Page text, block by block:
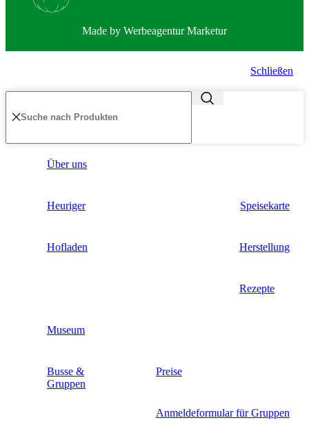
Made by Werbeagentur Marketur
Schließen
Über uns
Heuriger Speisekarte
Hofladen Herstellung
Rezepte
Museum
Busse &
Gruppen
Preise
Anmeldeformular für Gruppen